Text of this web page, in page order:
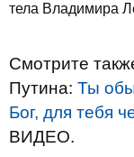
тела Владимира
Смотрите
Путина: Ты
Бог, для тебя
ВИДЕО.